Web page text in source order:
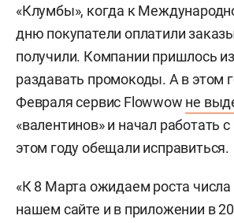
«Клумбы», когда к
дню покупатели оплатили
получили. Компании пришлось
раздавать промокоды. А в этом
Февраля сервис Flowwow не
«валентинов» и начал работать
этом году обещали исправиться.
«К 8 Марта ожидаем роста числа
нашем сайте и в приложении в